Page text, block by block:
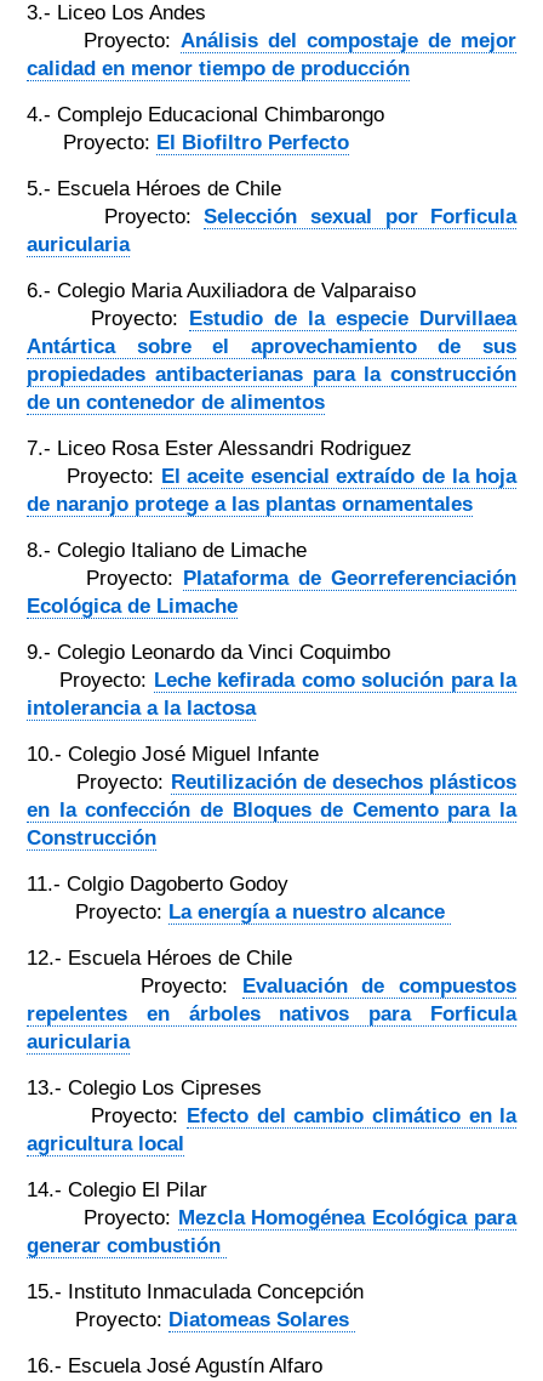
3.- Liceo Los Andes
Proyecto:Análisis del compostaje de mejor
calidad en menor tiempo de producción
4.- Complejo Educacional Chimbarongo
Proyecto: El Biofiltro Perfecto
5.- Escuela Héroes de Chile
Proyecto:Selección sexual por Forficula
auricularia
6.- Colegio Maria Auxiliadora de Valparaiso
Proyecto:
Estudio de la especie Durvillaea
Antártica sobre el aprovechamiento de sus
propiedades antibacterianas para la construcción
de un contenedor de alimentos
7.- Liceo Rosa Ester Alessandri Rodriguez
Proyecto: El aceite esencial extraído de la hoja
de naranjo protege a las plantas ornamentales
8.- Colegio Italiano de Limache
Proyecto:
Plataforma de Georreferenciación
Ecológica de Limache
9.- Colegio Leonardo da Vinci Coquimbo
Proyecto: Leche kefirada como solución para la
intolerancia a la lactosa
10.- Colegio José Miguel Infante
Proyecto: Reutilización de desechos plásticos
en la confección de Bloques de Cemento para la
Construcción
11.- Colgio Dagoberto Godoy
Proyecto: La energía a nuestro alcance
12.- Escuela Héroes de Chile
Proyecto:
Evaluación de compuestos
repelentes en árboles nativos para Forficula
auricularia
13.- Colegio Los Cipreses
Proyecto: Efecto del cambio climático en la
agricultura local
14.- Colegio El Pilar
Proyecto: Mezcla Homogénea Ecológica para
generar combustión
15.- Instituto Inmaculada Concepción
Proyecto: Diatomeas Solares
16.- Escuela José Agustín Alfaro